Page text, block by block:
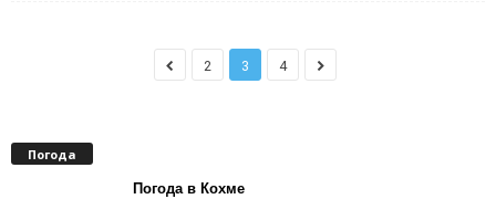
2 3 4
Погода
Погода в Кохме